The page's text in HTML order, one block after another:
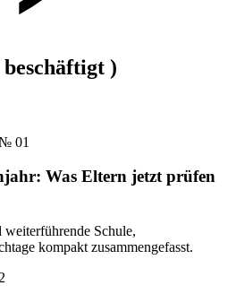
beschäftigt )
№ 01
Was Eltern jetzt prüfen
Schule,
kompakt zusammengefasst.